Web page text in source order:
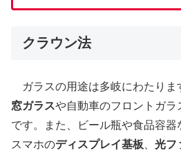
クラウン法
ガラスの用途は多岐にわたりま
窓ガラスや自動車のフロントガラ
です。また、ビール瓶や食品容器
スマホのディスプレイ基板 光フ